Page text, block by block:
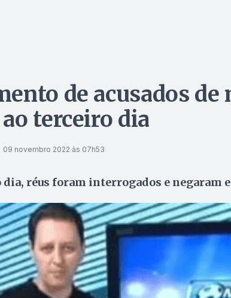
de acusados
terceiro dia
09 novembro 2022 às 07h53
dia, réus foram interrogados e